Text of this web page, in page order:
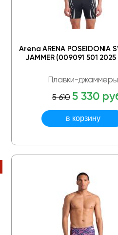
Arena ARENA POSEIDONIA
JAMMER (009091 501
Плавки-джаммеры
5 610 5 330